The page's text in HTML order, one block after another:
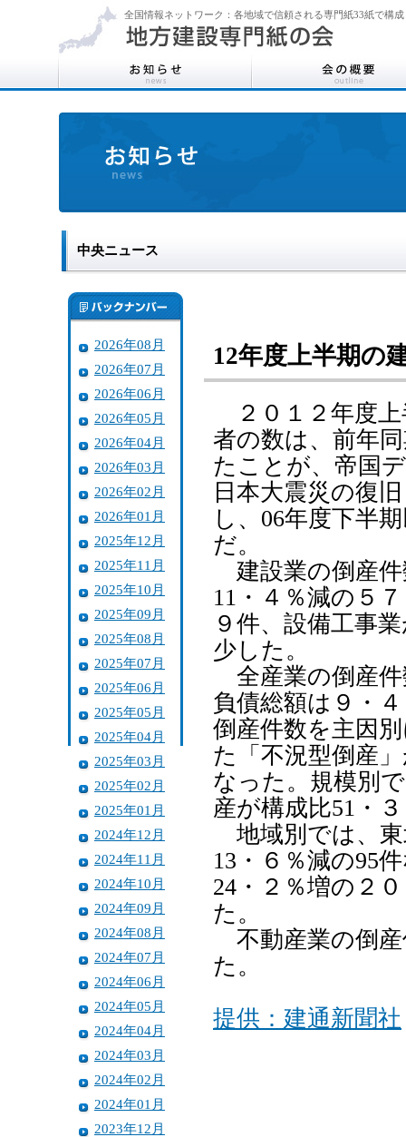
全国情報ネットワーク：各地域で信頼される専門紙33紙で構成
中央ニュース
2026年08月
2026年07月
2026年06月
2026年05月
2026年04月
2026年03月
2026年02月
2026年01月
2025年12月
2025年11月
2025年10月
2025年09月
2025年08月
2025年07月
2025年06月
2025年05月
2025年04月
2025年03月
2025年02月
2025年01月
2024年12月
2024年11月
2024年10月
2024年09月
2024年08月
2024年07月
2024年06月
2024年05月
2024年04月
2024年03月
2024年02月
2024年01月
2023年12月
12年度上半期の
２０１２年度上
者の数は、前年
たことが、帝国
日本大震災の復
し、06年度下半
だ。
建設業の倒産件
11・４％減の５
９件、設備工事
少した。
全産業の倒産件
負債総額は９・
倒産件数を主因
た「不況型倒産
なった。規模別
産が構成比51・
地域別では、東
13・６％減の95
24・２％増の２
た。
不動産業の倒産
た。
提供：建通新聞社